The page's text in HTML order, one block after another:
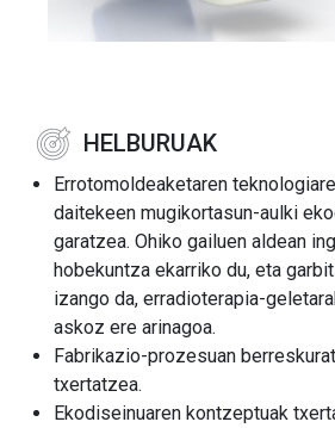
HELBURUAK
Errotomoldeaketaren
daitekeen mugikortasun-aulki
garatzea. Ohiko gailuen aldean
hobekuntza ekarriko du, eta
izango da, erradioterapia-
askoz ere arinagoa.
Fabrikazio-prozesuan
txertatzea.
Ekodiseinuaren kontzeptuak